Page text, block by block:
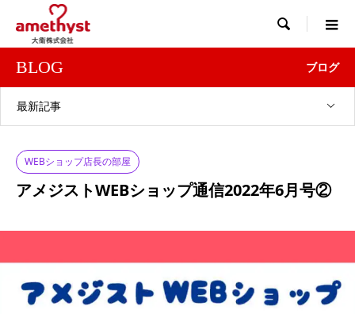

BLOG ブログ
最新記事
WEBショップ店長の部屋
アメジストWEBショップ通信2022年6月号②